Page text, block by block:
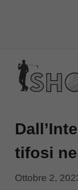
contenuto
tifosi
Ottobre 2,